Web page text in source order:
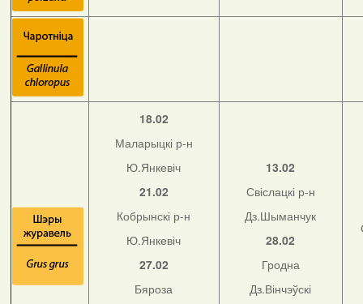
18.02
Маларыцкі р-н
Ю.Янкевіч
21.02
Кобрынскі р-н
Ю.Янкевіч
27.02
Бяроза
13.02
Свіслацкі р-н
Дз.Шыманчук
28.02
Гродна
Дз.Вінчэўскі